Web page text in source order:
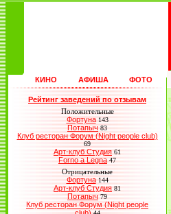
КИНО АФИША ФОТО
Рейтинг заведений по отзывам
Положительные
Фортуна 143
Потапыч 83
Клуб ресторан Форум (Night people club)
69
Арт-клуб Студия 61
Forno a Legna 47
Отрицательные
Фортуна 144
Арт-клуб Студия 81
Потапыч 79
Клуб ресторан Форум (Night people